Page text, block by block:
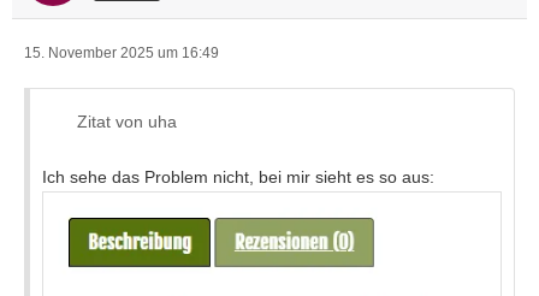
15. November 2025 um 16:49
Zitat von uha
Ich sehe das Problem nicht, bei mir sieht es so aus: